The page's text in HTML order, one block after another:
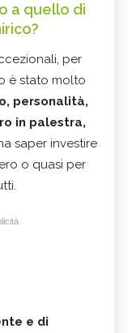
a quello di
per
è stato molto
personalità,
in palestra,
saper investire
o quasi per
e di